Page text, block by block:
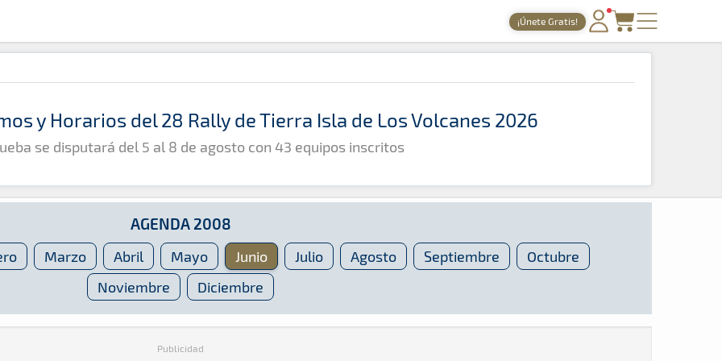
¡Únete Gratis!
PORTADA
TIEMPOS ONLINE
GALERÍAS
ARCHIVO
y Horarios del 28 Rally de Tierra Isla de Los Volcanes 2026
se disputará del 5 al 8 de agosto con 43 equipos inscritos
AGENDA 2008
Marzo Abril Mayo Junio Julio Agosto Septiembre
Octubre
Noviembre
Diciembre
Publicidad